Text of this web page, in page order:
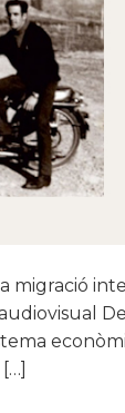
migració